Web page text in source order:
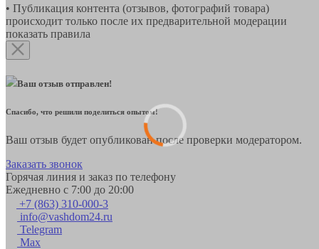
• Публикация контента (отзывов, фотографий товара)
происходит только после их предварительной модерации
показать правила
Ваш отзыв отправлен!
Спасибо, что решили поделиться опытом!
Ваш отзыв будет опубликован после проверки модератором.
Заказать звонок
Горячая линия и заказ по телефону
Ежедневно с 7:00 до 20:00
+7 (863) 310-000-3
info@vashdom24.ru
Telegram
Max